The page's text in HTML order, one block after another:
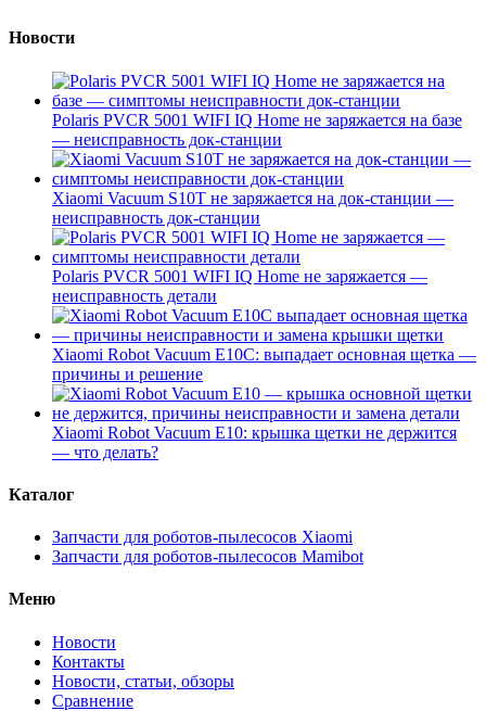
Новости
Polaris PVCR 5001 WIFI IQ Home не заряжается на базе
— неисправность док-станции
Xiaomi Vacuum S10T не заряжается на док-станции —
неисправность док-станции
Polaris PVCR 5001 WIFI IQ Home не заряжается —
неисправность детали
Xiaomi Robot Vacuum E10C: выпадает основная щетка —
причины и решение
Xiaomi Robot Vacuum E10: крышка щетки не держится
— что делать?
Каталог
Запчасти для роботов-пылесосов Xiaomi
Запчасти для роботов-пылесосов Mamibot
Меню
Новости
Контакты
Новости, статьи, обзоры
Сравнение